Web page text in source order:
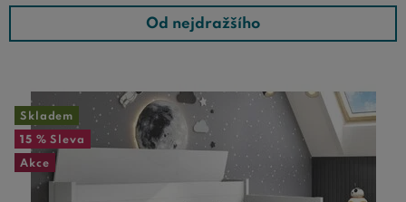
Od nejdražšího
Skladem
15 % Sleva
Akce